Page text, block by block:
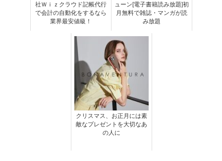
社Ｗｉｚクラウド記帳代行
で会計の自動化をするなら
業界最安値級！
ューン[電子書籍読み放題]初
月無料で雑誌・マンガが読
み放題
クリスマス、お正月には素
敵なプレゼントを大切なあ
の人に